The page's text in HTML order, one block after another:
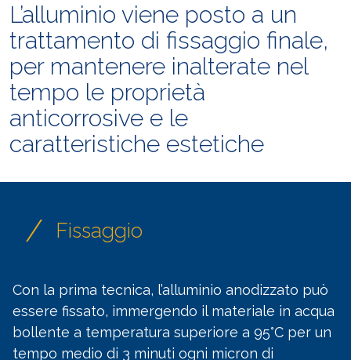
L’alluminio viene posto a un
trattamento di fissaggio finale,
per mantenere inalterate nel
tempo le proprietà
anticorrosive e le
caratteristiche estetiche
/ Fissaggio
Con la prima tecnica, l’alluminio anodizzato può
essere fissato, immergendo il materiale in acqua
bollente a temperatura superiore a 95°C per un
tempo medio di 3 minuti ogni micron di